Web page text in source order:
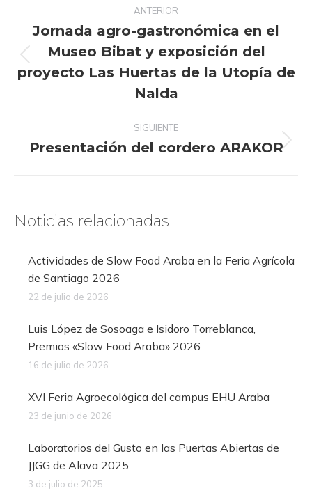
publicaciones
ANTERIOR
Publicación
anterior:
Jornada agro-gastronómica en el
Museo Bibat y exposición del
proyecto Las Huertas de la Utopía de
Nalda
SIGUIENTE
Publicación
Presentación del cordero ARAKOR
Noticias relacionadas
Actividades de Slow Food Araba en la Feria Agrícola
de Santiago 2026
22 de julio de 2026
Luis López de Sosoaga e Isidoro Torreblanca,
Premios «Slow Food Araba» 2026
16 de julio de 2026
XVI Feria Agroecológica del campus EHU Araba
23 de junio de 2026
Laboratorios del Gusto en las Puertas Abiertas de
JJGG de Alava 2025
3 de julio de 2025